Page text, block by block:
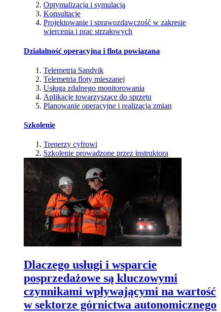
Optymalizacja i symulacja
Konsultacje
Projektowanie i sprawozdawczość w zakresie
wiercenia i prac strzałowych
Działalność operacyjna i flota powiązana
Telemetria Sandvik
Telemetria floty mieszanej
Usługa zdalnego monitorowania
Aplikacje towarzyszące do sprzętu
Planowanie operacyjne i realizacja zmian
Szkolenie
Trenerzy cyfrowi
Szkolenie prowadzone przez instruktora
Dlaczego usługi i wsparcie
posprzedażowe są kluczowymi
czynnikami wpływającymi na wartość
w sektorze górnictwa autonomicznego